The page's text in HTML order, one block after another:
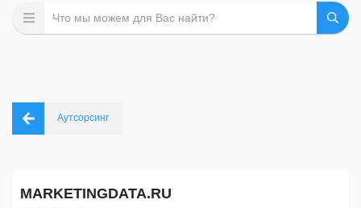
Аутсорсинг
MARKETINGDATA.RU